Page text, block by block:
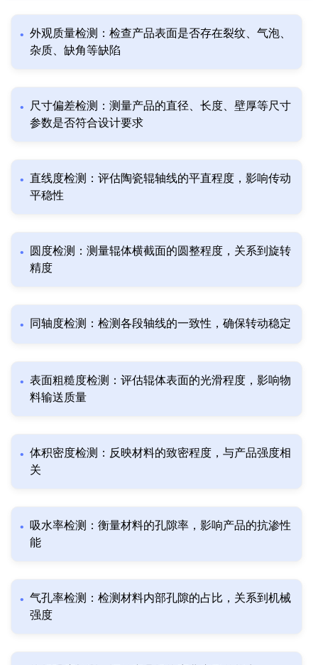
外观质量检测：检查产品表面是否存在裂纹、气泡、
杂质、缺角等缺陷
尺寸偏差检测：测量产品的直径、长度、壁厚等尺寸
参数是否符合设计要求
直线度检测：评估陶瓷辊轴线的平直程度，影响传动
平稳性
圆度检测：测量辊体横截面的圆整程度，关系到旋转
精度
同轴度检测：检测各段轴线的一致性，确保转动稳定
表面粗糙度检测：评估辊体表面的光滑程度，影响物
料输送质量
体积密度检测：反映材料的致密程度，与产品强度相
关
吸水率检测：衡量材料的孔隙率，影响产品的抗渗性
能
气孔率检测：检测材料内部孔隙的占比，关系到机械
强度